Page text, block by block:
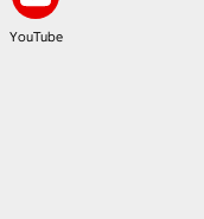
YouTube